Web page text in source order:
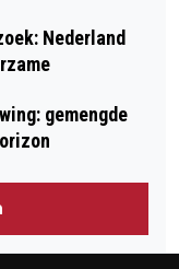
Nederland
gemengde